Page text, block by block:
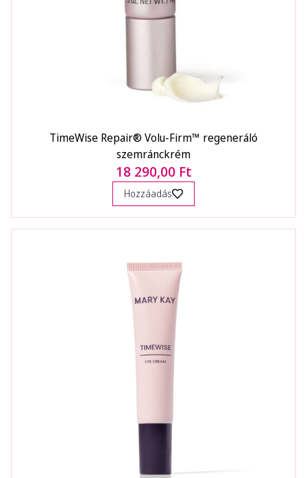
TimeWise Repair® Volu-Firm™ regeneráló
szemránckrém
18 290,00 Ft
Hozzáadás